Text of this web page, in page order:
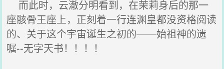
而此时，云澈分明看到，在茉莉身后的那一
座骸骨王座上，正刻着一行连渊皇都没资格阅读
的、关于这个宇宙诞生之初的——始祖神的遗
嘱--无字天书！！！！